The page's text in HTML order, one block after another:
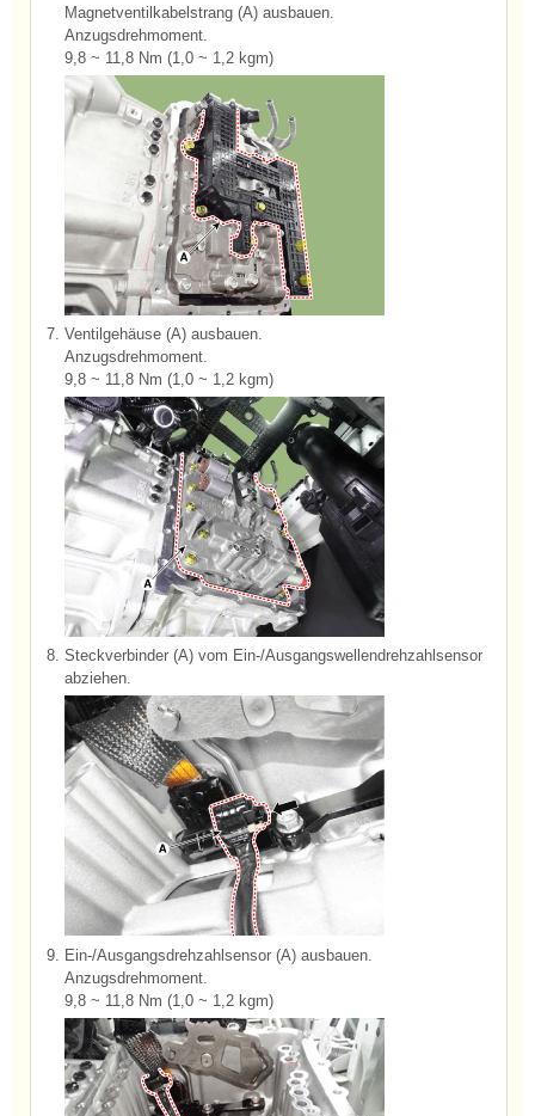
Magnetventilkabelstrang (A) ausbauen.
Anzugsdrehmoment.
9,8 ~ 11,8 Nm (1,0 ~ 1,2 kgm)
7. Ventilgehäuse (A) ausbauen.
Anzugsdrehmoment.
9,8 ~ 11,8 Nm (1,0 ~ 1,2 kgm)
8. Steckverbinder (A) vom Ein-/Ausgangswellendrehzahlsensor
abziehen.
9. Ein-/Ausgangsdrehzahlsensor (A) ausbauen.
Anzugsdrehmoment.
9,8 ~ 11,8 Nm (1,0 ~ 1,2 kgm)